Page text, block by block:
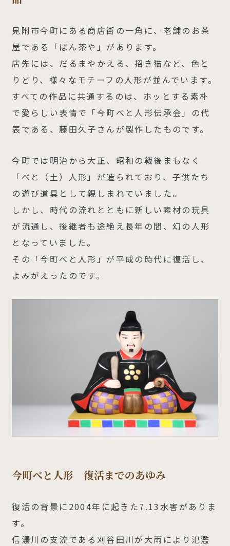
見附市今町にある商店街の一角に、老舗のお茶
屋である「ばん茶や」があります。
店先には、だるまやかえる、招き猫など、色と
りどり、様々なモチーフの人形が並んでいます。
すべての作品に共通するのは、ホッとする素朴
で愛らしい表情で「今町べと人形伝承会」の代
表である、藤田久子さんが製作したものです。
今町では明治から大正、昭和の戦後まもなく
「べと（土）人形」が造られており、子供たち
の遊び道具として親しまれていました。
しかし、時代の流れとともに新しい素材の玩具
が流通し、後継者も途絶え長年の間、幻の人形
となっていました。
その「今町べと人形」が平成の時代に復活し、
よみがえったのです。
今町べと人形 復活までのあゆみ
復活の背景に2004年に起きた7.13水害がありま
す。
信濃川の支流である刈谷田川が大雨により氾濫